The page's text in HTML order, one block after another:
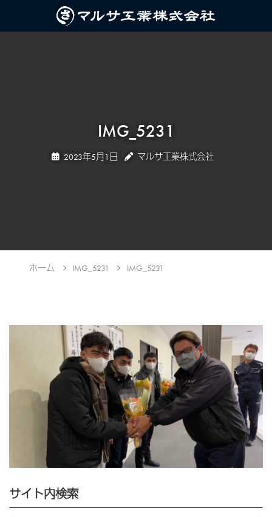
IMG_5231
2023年5月1日 マルサ工業株式会社
ホーム IMG_5231 IMG_5231
サイト内検索